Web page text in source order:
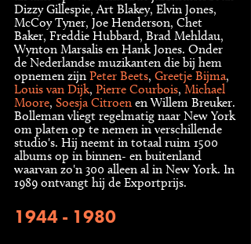
Dizzy Gillespie, Art Blakey, Elvin Jones,
McCoy Tyner, Joe Henderson, Chet
Baker, Freddie Hubbard, Brad Mehldau,
Wynton Marsalis en Hank Jones. Onder
de Nederlandse muzikanten die bij hem
opnemen zijn Peter Beets, Greetje Bijma,
Louis van Dijk, Pierre Courbois, Michael
Moore, Soesja Citroen en Willem Breuker.
Bolleman vliegt regelmatig naar New York
om platen op te nemen in verschillende
studio's. Hij neemt in totaal ruim 1500
albums op in binnen- en buitenland
waarvan zo'n 300 alleen al in New York. In
1989 ontvangt hij de Exportprijs.
1944 - 1980